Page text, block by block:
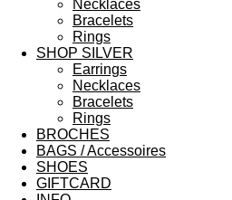
Necklaces
Bracelets
Rings
SHOP SILVER
Earrings
Necklaces
Bracelets
Rings
BROCHES
BAGS / Accessoires
SHOES
GIFTCARD